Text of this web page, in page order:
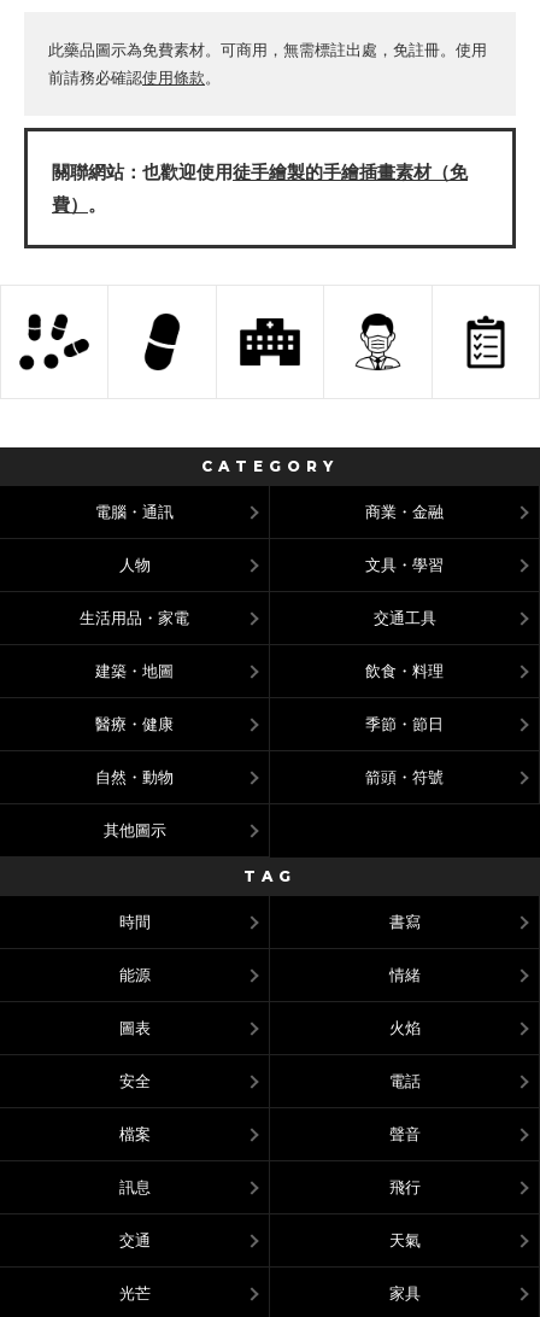
此藥品圖示為免費素材。可商用，無需標註出處，免註冊。使用
前請務必確認使用條款。
關聯網站：也歡迎使用徒手繪製的手繪插畫素材（免
費） 。
CATEGORY
電腦・通訊 商業・金融
人物 文具・學習
生活用品・家電 交通工具
建築・地圖 飲食・料理
醫療・健康 季節・節日
自然・動物 箭頭・符號
其他圖示
TAG
時間 書寫
能源 情緒
圖表 火焰
安全 電話
檔案 聲音
訊息 飛行
交通 天氣
光芒 家具